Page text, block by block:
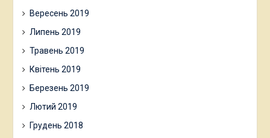
Вересень 2019
Липень 2019
Травень 2019
Квітень 2019
Березень 2019
Лютий 2019
Грудень 2018